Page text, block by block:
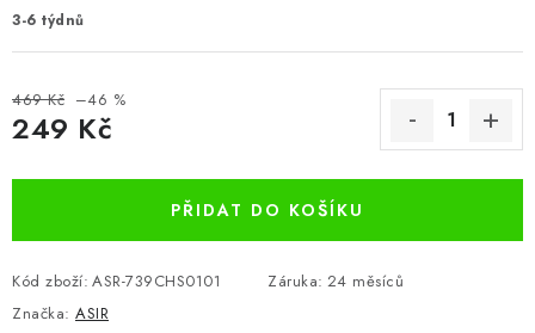
Kontakty
3-6 týdnů
469 Kč –46 %
249 Kč
PŘIDAT DO KOŠÍKU
Kód zboží: ASR-739CHS0101 Záruka: 24 měsíců
Značka: ASIR